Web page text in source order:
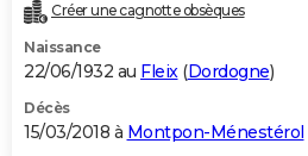
Créer une cagnotte obsèques
Naissance
22/06/1932 au Fleix(Dordogne)
Décès
15/03/2018 à Montpon-Ménestérol